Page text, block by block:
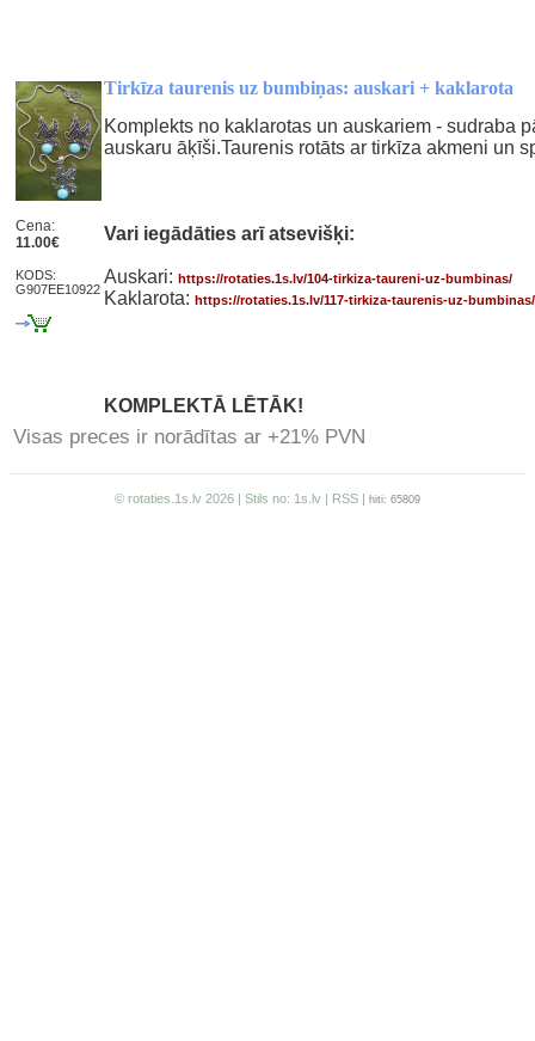
Cena:
11.00€
KODS:
G907EE10922
Tirkīza taurenis uz bumbiņas: auskari + kaklarota
Komplekts no kaklarotas un auskariem - sudraba
auskaru āķīši.Taurenis rotāts ar tirkīza akmeni un
Vari iegādāties arī atsevišķi:
Auskari: https://rotaties.1s.lv/104-tirkiza-taureni-uz-bumbinas/
Kaklarota: https://rotaties.1s.lv/117-tirkiza-taurenis-uz-bumbinas/
KOMPLEKTĀ LĒTĀK!
Visas preces ir norādītas ar +21% PVN
© rotaties.1s.lv 2026 | Stils no: 1s.lv | RSS | hiti: 65809